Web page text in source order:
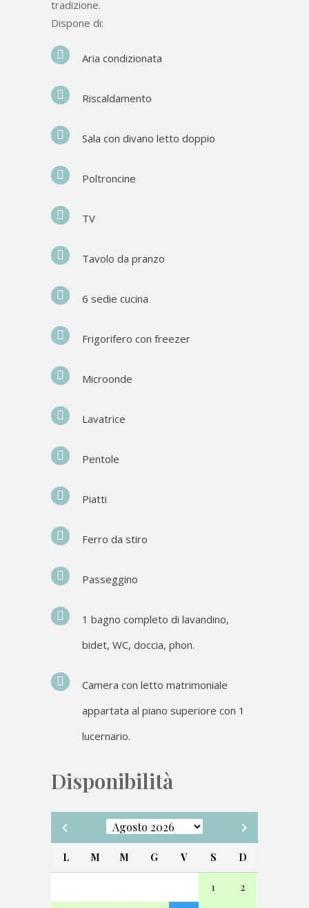
tradizione.
Dispone di:
Aria condizionata
Riscaldamento
Sala con divano letto doppio
Poltroncine
TV
Tavolo da pranzo
6 sedie cucina
Frigorifero con freezer
Microonde
Lavatrice
Pentole
Piatti
Ferro da stiro
Passeggino
1 bagno completo di lavandino,
bidet, WC, doccia, phon.
Camera con letto matrimoniale
appartata al piano superiore con 1
lucernario.
Disponibilità
L M M G V S D
1 2